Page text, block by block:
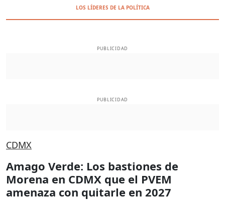
LOS LÍDERES DE LA POLÍTICA
PUBLICIDAD
PUBLICIDAD
CDMX
Amago Verde: Los bastiones de
Morena en CDMX que el PVEM
amenaza con quitarle en 2027